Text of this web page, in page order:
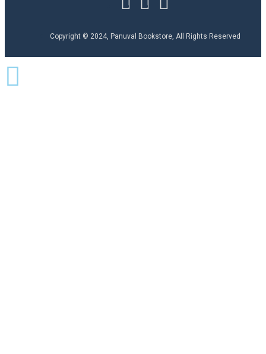
Copyright © 2024, Panuval Bookstore, All Rights Reserved